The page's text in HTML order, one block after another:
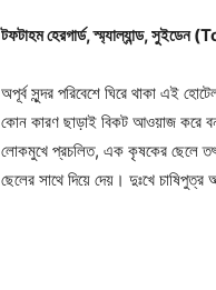
টফটাহম হেরগার্ড, স্ম্যাল্যান্ড,
অপূর্ব সুন্দর পরিবেশে ঘিরে থাকা এই
কোন কারণ ছাড়াই বিকট আওয়াজ করে
লোকমুখে প্রচলিত, এক কৃষকের ছেলে
ছেলের সাথে দিয়ে দেয়। দুঃখে